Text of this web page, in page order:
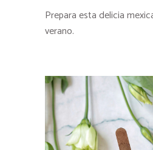
Prepara esta delicia
verano.